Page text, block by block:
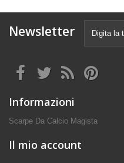
Newsletter
Informazioni
Scarpe Da Calcio Magista
Il mio account